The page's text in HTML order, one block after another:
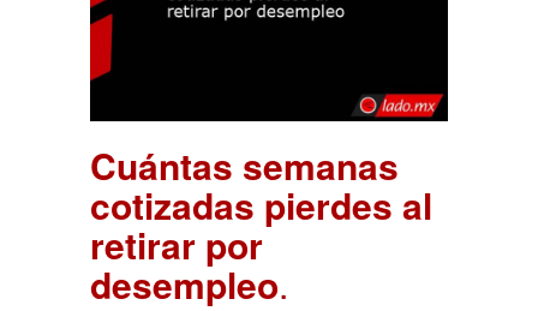
Cuántas semanas
cotizadas pierdes al
retirar por
desempleo.